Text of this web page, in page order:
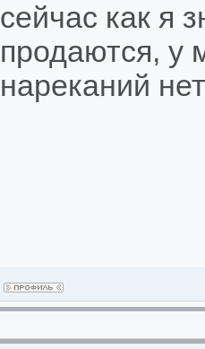
сейчас как
продаются, у
нареканий